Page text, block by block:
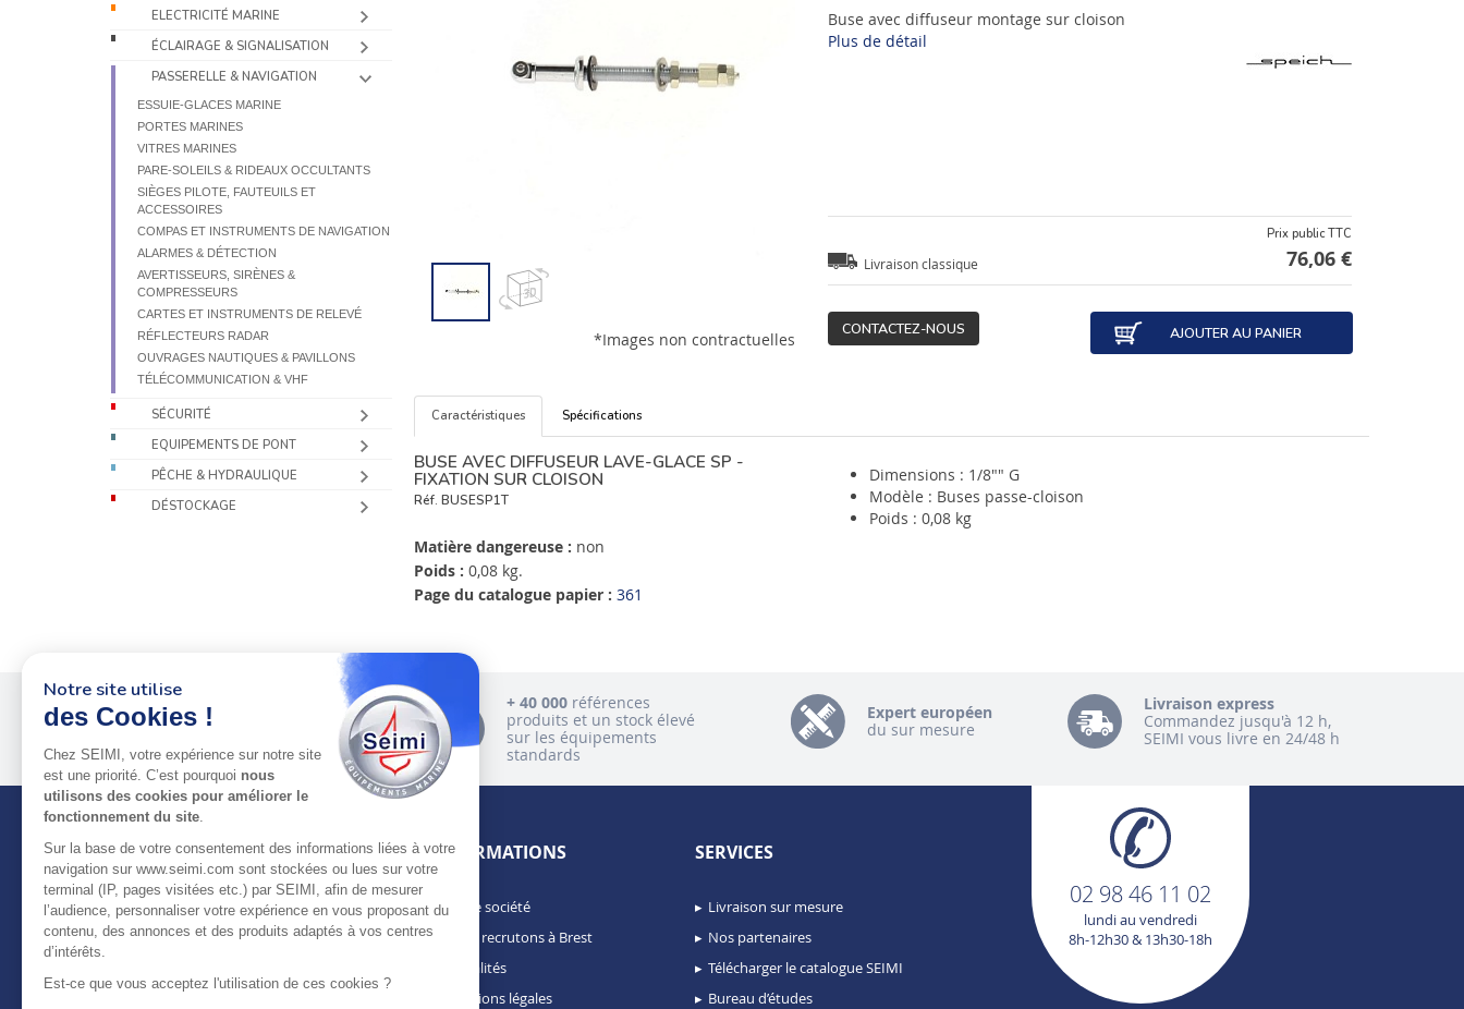
ELECTRICITÉ MARINE
ÉCLAIRAGE & SIGNALISATION
PASSERELLE & NAVIGATION
ESSUIE-GLACES MARINE
PORTES MARINES
VITRES MARINES
PARE-SOLEILS & RIDEAUX OCCULTANTS
SIÈGES PILOTE, FAUTEUILS ET
ACCESSOIRES
COMPAS ET INSTRUMENTS DE NAVIGATION
ALARMES & DÉTECTION
AVERTISSEURS, SIRÈNES &
COMPRESSEURS
CARTES ET INSTRUMENTS DE RELEVÉ
RÉFLECTEURS RADAR
OUVRAGES NAUTIQUES & PAVILLONS
TÉLÉCOMMUNICATION & VHF
SÉCURITÉ
EQUIPEMENTS DE PONT
PÊCHE & HYDRAULIQUE
DÉSTOCKAGE
*Images non contractuelles
Buse avec diffuseur montage sur cloison
Plus de détail
Livraison classique
Prix public TTC
76,06 €
CONTACTEZ-NOUS AJOUTER AU PANIER
Caractéristiques Spécifications
BUSE AVEC DIFFUSEUR LAVE-GLACE SP -
FIXATION SUR CLOISON
Réf. BUSESP1T
Matière dangereuse : non
Poids : 0,08 kg.
Page du catalogue papier : 361
Dimensions : 1/8"" G
Modèle : Buses passe-cloison
Poids : 0,08 kg
Plus de 50 ans
au service
des pros
+ 40 000 références
produits et un stock élevé
sur les équipements
standards
Expert européen
du sur mesure
Livraison express
Commandez jusqu'à 12 h,
SEIMI vous livre en 24/48 h
À PROPOS DE SEIMI
Depuis plus de 50 ans, nous apportons des
chantiers de construction navale, de refit,
INFORMATIONS
Notre société
Nous recrutons à Brest
Actualités
Mentions légales
SERVICES
Livraison sur mesure
Nos partenaires
Télécharger le catalogue SEIMI
Bureau d’études
02 98 46 11 02
lundi au vendredi
8h-12h30 & 13h30-18h
Notre site utilise
des Cookies !
Chez SEIMI, votre expérience sur notre site
est une priorité. C’est pourquoi nous
utilisons des cookies pour améliorer le
fonctionnement du site.
Sur la base de votre consentement des informations liées à votre
navigation sur www.seimi.com sont stockées ou lues sur votre
terminal (IP, pages visitées etc.) par SEIMI, afin de mesurer
l’audience, personnaliser votre expérience en vous proposant du
contenu, des annonces et des produits adaptés à vos centres
d’intérêts.
Est-ce que vous acceptez l'utilisation de ces cookies ?